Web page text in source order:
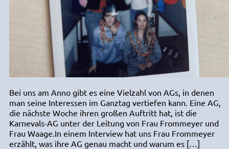
Bei uns am Anno gibt es eine Vielzahl von AGs, in denen
man seine Interessen im Ganztag vertiefen kann. Eine AG,
die nächste Woche ihren großen Auftritt hat, ist die
Karnevals-AG unter der Leitung von Frau Frommeyer und
Frau Waage.In einem Interview hat uns Frau Frommeyer
erzählt, was ihre AG genau macht und warum es […]